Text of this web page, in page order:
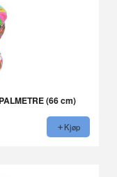
(66 cm)
Kjøp